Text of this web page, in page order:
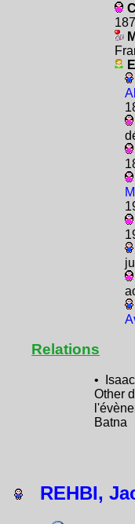
Relations
•
Other
Batna
REHBI,